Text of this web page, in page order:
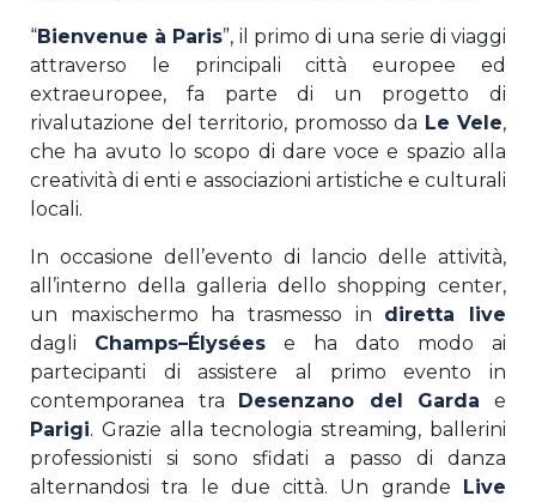
“Bienvenue à Paris”, il primo di una serie di viaggi
attraverso le principali città europee ed
extraeuropee, fa parte di un progetto di
rivalutazione del territorio, promosso da Le Vele,
che ha avuto lo scopo di dare voce e spazio alla
creatività di enti e associazioni artistiche e culturali
locali.
In occasione dell’evento di lancio delle attività,
all’interno della galleria dello shopping center,
un maxischermo ha trasmesso in diretta live
dagli Champs–Élysées e ha dato modo ai
partecipanti di assistere al primo evento in
contemporanea tra Desenzano del Garda e
Parigi. Grazie alla tecnologia streaming, ballerini
professionisti si sono sfidati a passo di danza
alternandosi tra le due città. Un grande Live